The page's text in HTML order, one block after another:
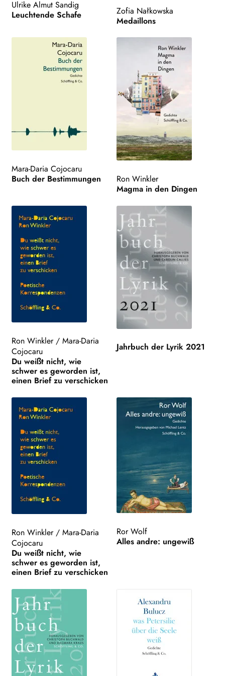
NEWSLETTER
WEITERE VERLAGE
Ulrike Almut Sandig
Leuchtende Schafe
Zofia Nałkowska
Medaillons
Mara-Daria Cojocaru
Buch der Bestimmungen
Ron Winkler
Magma in den Dingen
Ron Winkler/ Mara-Daria
Cojocaru
Du weißt nicht, wie
schwer es geworden ist,
einen Brief zu verschicken
Jahrbuch der Lyrik 2021
Ron Winkler/ Mara-Daria
Cojocaru
Du weißt nicht, wie
schwer es geworden ist,
einen Brief zu verschicken
Ror Wolf
Alles andre: ungewiß